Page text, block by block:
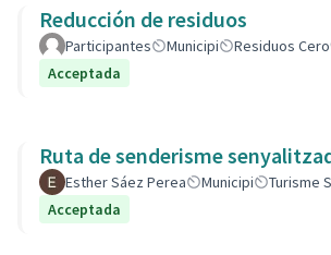
Reducción de residuos
Participantes Municipi Residuos Cero
Acceptada
Ruta de senderisme
Esther Sáez Perea Municipi Turisme
Acceptada